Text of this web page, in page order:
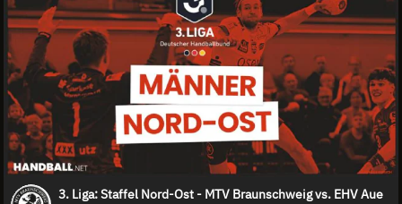
3. Liga: Staffel Nord-Ost - MTV Braunschweig vs. EHV Aue